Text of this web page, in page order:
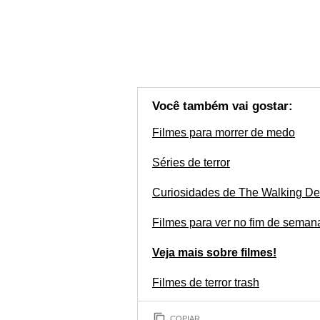
Você também vai gostar:
Filmes para morrer de medo
Séries de terror
Curiosidades de The Walking
Filmes para ver no fim de
Veja mais sobre filmes!
Filmes de terror trash
COPIAR